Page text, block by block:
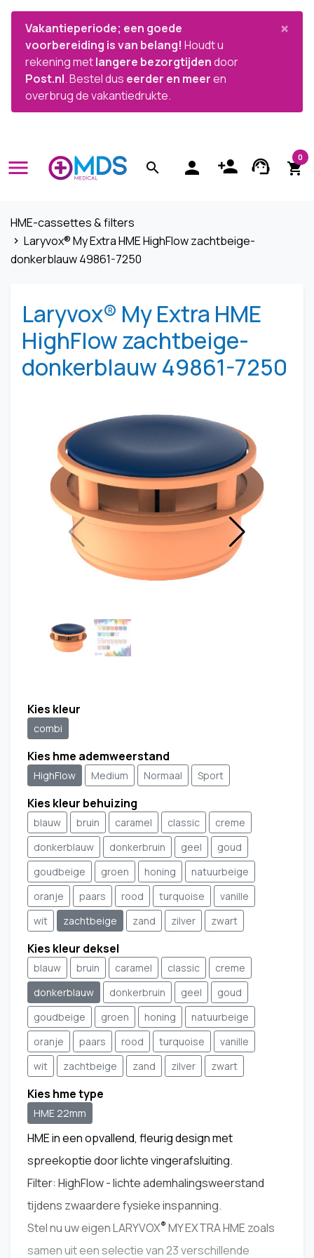
×
Vakantieperiode; een goede
voorbereiding is van belang! Houdt u
rekening metlangere bezorgtijdendoor
Post.nl. Bestel dus eerder en meeren
overbrug de vakantiedrukte.
menu search person person_add support_agent shopping_cart
0
HME-cassettes & filters
navigate_next Laryvox® My Extra HME HighFlow zachtbeige-
donkerblauw 49861-7250
Laryvox® My Extra HME
HighFlow zachtbeige-
donkerblauw 49861-7250


Kies kleur
combi
Kies hme ademweerstand
HighFlow Medium Normaal Sport
Kies kleur behuizing
blauw bruin caramel classic
creme
donkerblauw
donkerbruin geel
goud
goudbeige
groen honing
natuurbeige
oranje
paars rood turquoise
vanille
wit
zachtbeige zand zilver zwart
Kies kleur deksel
blauw bruin caramel classic
creme
donkerblauw
donkerbruin geel
goud
goudbeige
groen honing
natuurbeige
oranje
paars rood turquoise
vanille
wit
zachtbeige zand zilver zwart
Kies hme type
HME 22mm
HME in een opvallend, fleurig design met
spreekoptie door lichte vingerafsluiting.
Filter: HighFlow - lichte ademhalingsweerstand
tijdens zwaardere fysieke inspanning.
Stel nu uw eigen LARYVOX® MY EXTRA HME zoals
samen uit een selectie van 23 verschillende